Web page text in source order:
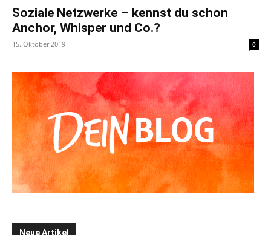
Soziale Netzwerke – kennst du schon
Anchor, Whisper und Co.?
15. Oktober 2019 0
Neue Artikel